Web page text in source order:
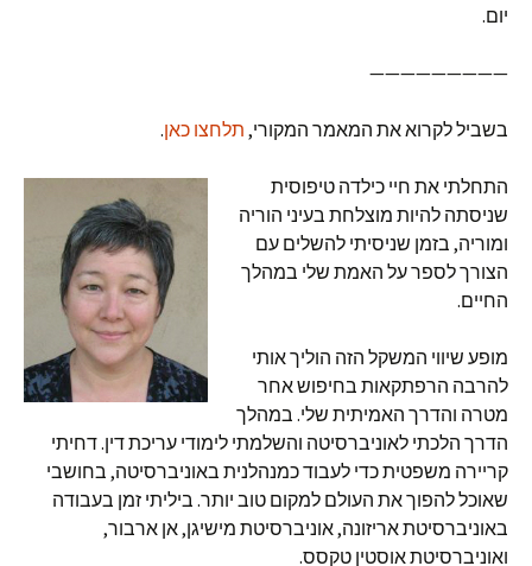
יום.
—————————
בשביל לקרוא את המאמר המקורי, תלחצו כאן.
התחלתי את חיי כילדה טיפוסית
שניסתה להיות מוצלחת בעיני הוריה
ומוריה, בזמן שניסיתי להשלים עם
הצורך לספר על האמת שלי במהלך
החיים.
מופע שיווי המשקל הזה הוליך אותי
להרבה הרפתקאות בחיפוש אחר
מטרה והדרך האמיתית שלי. במהלך
הדרך הלכתי לאוניברסיטה והשלמתי לימודי עריכת דין. דחיתי
קריירה משפטית כדי לעבוד כמנהלנית באוניברסיטה, בחושבי
שאוכל להפוך את העולם למקום טוב יותר. ביליתי זמן בעבודה
באוניברסיטת אריזונה, אוניברסיטת מישיגן, אן ארבור,
ואוניברסיטת אוסטין טקסס.